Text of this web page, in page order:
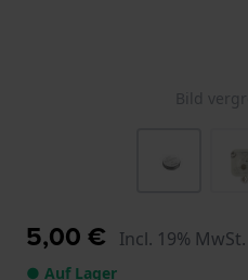
Bild
5,00 € Incl. 19% MwSt.
● Auf Lager